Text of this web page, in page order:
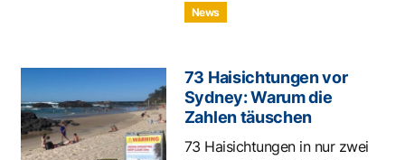
News
73 Haisichtungen vor
Sydney: Warum die
Zahlen täuschen
73 Haisichtungen in nur zwei